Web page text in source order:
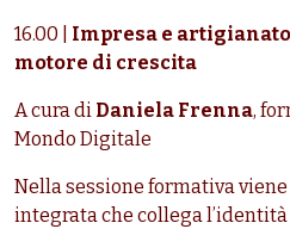
16.00 | Impresa e
motore di crescita
A cura di Daniela Frenna,
Mondo Digitale
Nella sessione formativa
integrata che collega